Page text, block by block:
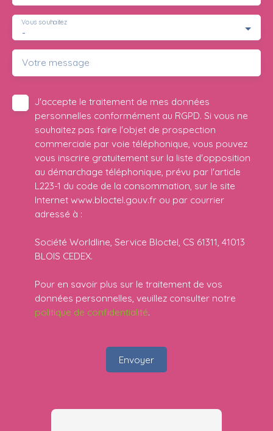
-
Vous souhaitez
Votre message
J'accepte le traitement de mes données
personnelles conformément au RGPD. Si vous ne
souhaitez pas faire l'objet de prospection
commerciale par voie téléphonique, vous pouvez
vous inscrire gratuitement sur la liste d'opposition
au démarchage téléphonique, prévu par l'article
L223-1 du code de la consommation, sur le site
Internet www.bloctel.gouv.fr ou par courrier
adressé à :
Société Worldline, Service Bloctel, CS 61311, 41013
BLOIS CEDEX.
Pour en savoir plus sur le traitement de vos
données personnelles, veuillez consulter notre
politique de confidentialité.
Envoyer